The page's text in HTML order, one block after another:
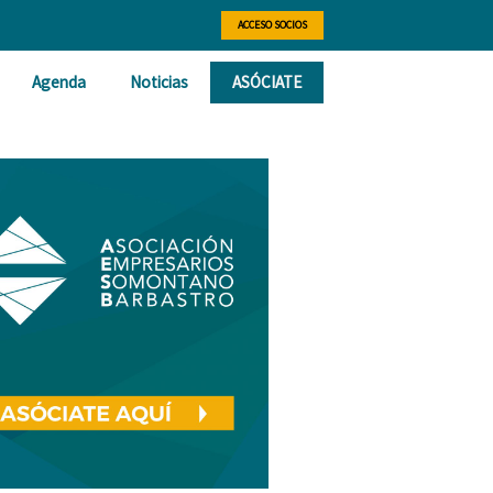
ACCESO SOCIOS
Agenda Noticias ASÓCIATE